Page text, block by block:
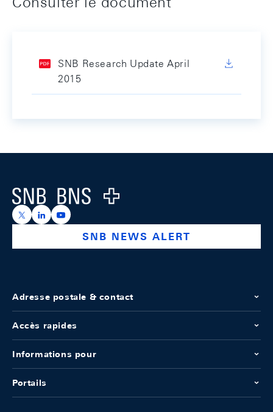
SNB Research Update April
2015
Logo
https://x.com/snb_bns
https://ch.linkedin.com/company/swiss-national-
https://www.youtube.com/@swissnationalbank
SNB NEWS ALERT
Adresse postale & contact
Accès rapides
Informations pour
Portails